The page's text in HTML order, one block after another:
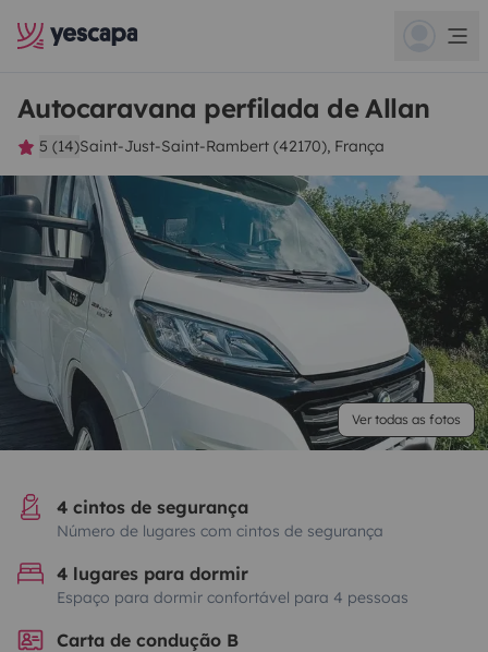
Autocaravana perfilada de Allan
5 (14)Saint-Just-Saint-Rambert (42170), França
Ver todas as fotos
4 cintos de segurança
Número de lugares com cintos de segurança
4 lugares para dormir
Espaço para dormir confortável para 4 pessoas
Carta de condução B